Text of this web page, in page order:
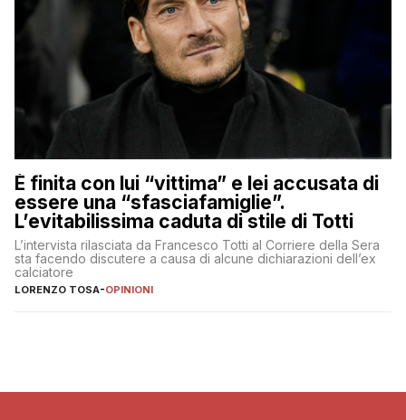
È finita con lui “vittima” e lei accusata di
essere una “sfasciafamiglie”.
L’evitabilissima caduta di stile di Totti
L’intervista rilasciata da Francesco Totti al Corriere della Sera
sta facendo discutere a causa di alcune dichiarazioni dell’ex
calciatore
LORENZO TOSA-OPINIONI